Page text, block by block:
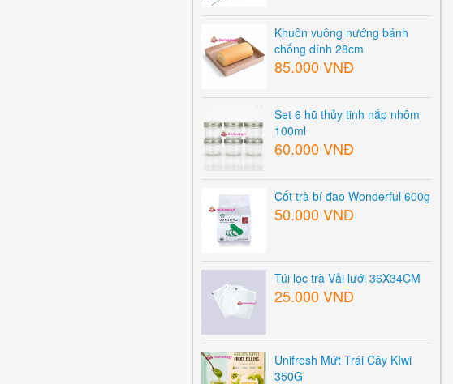
Khuôn vuông nướng bánh
chống dính 28cm
85.000 VNĐ
Set 6 hũ thủy tinh nắp nhôm
100ml
60.000 VNĐ
Cốt trà bí đao Wonderful 600g
50.000 VNĐ
Túi lọc trà Vải lưới 36X34CM
25.000 VNĐ
Unifresh Mứt Trái Cây KIwi
350G